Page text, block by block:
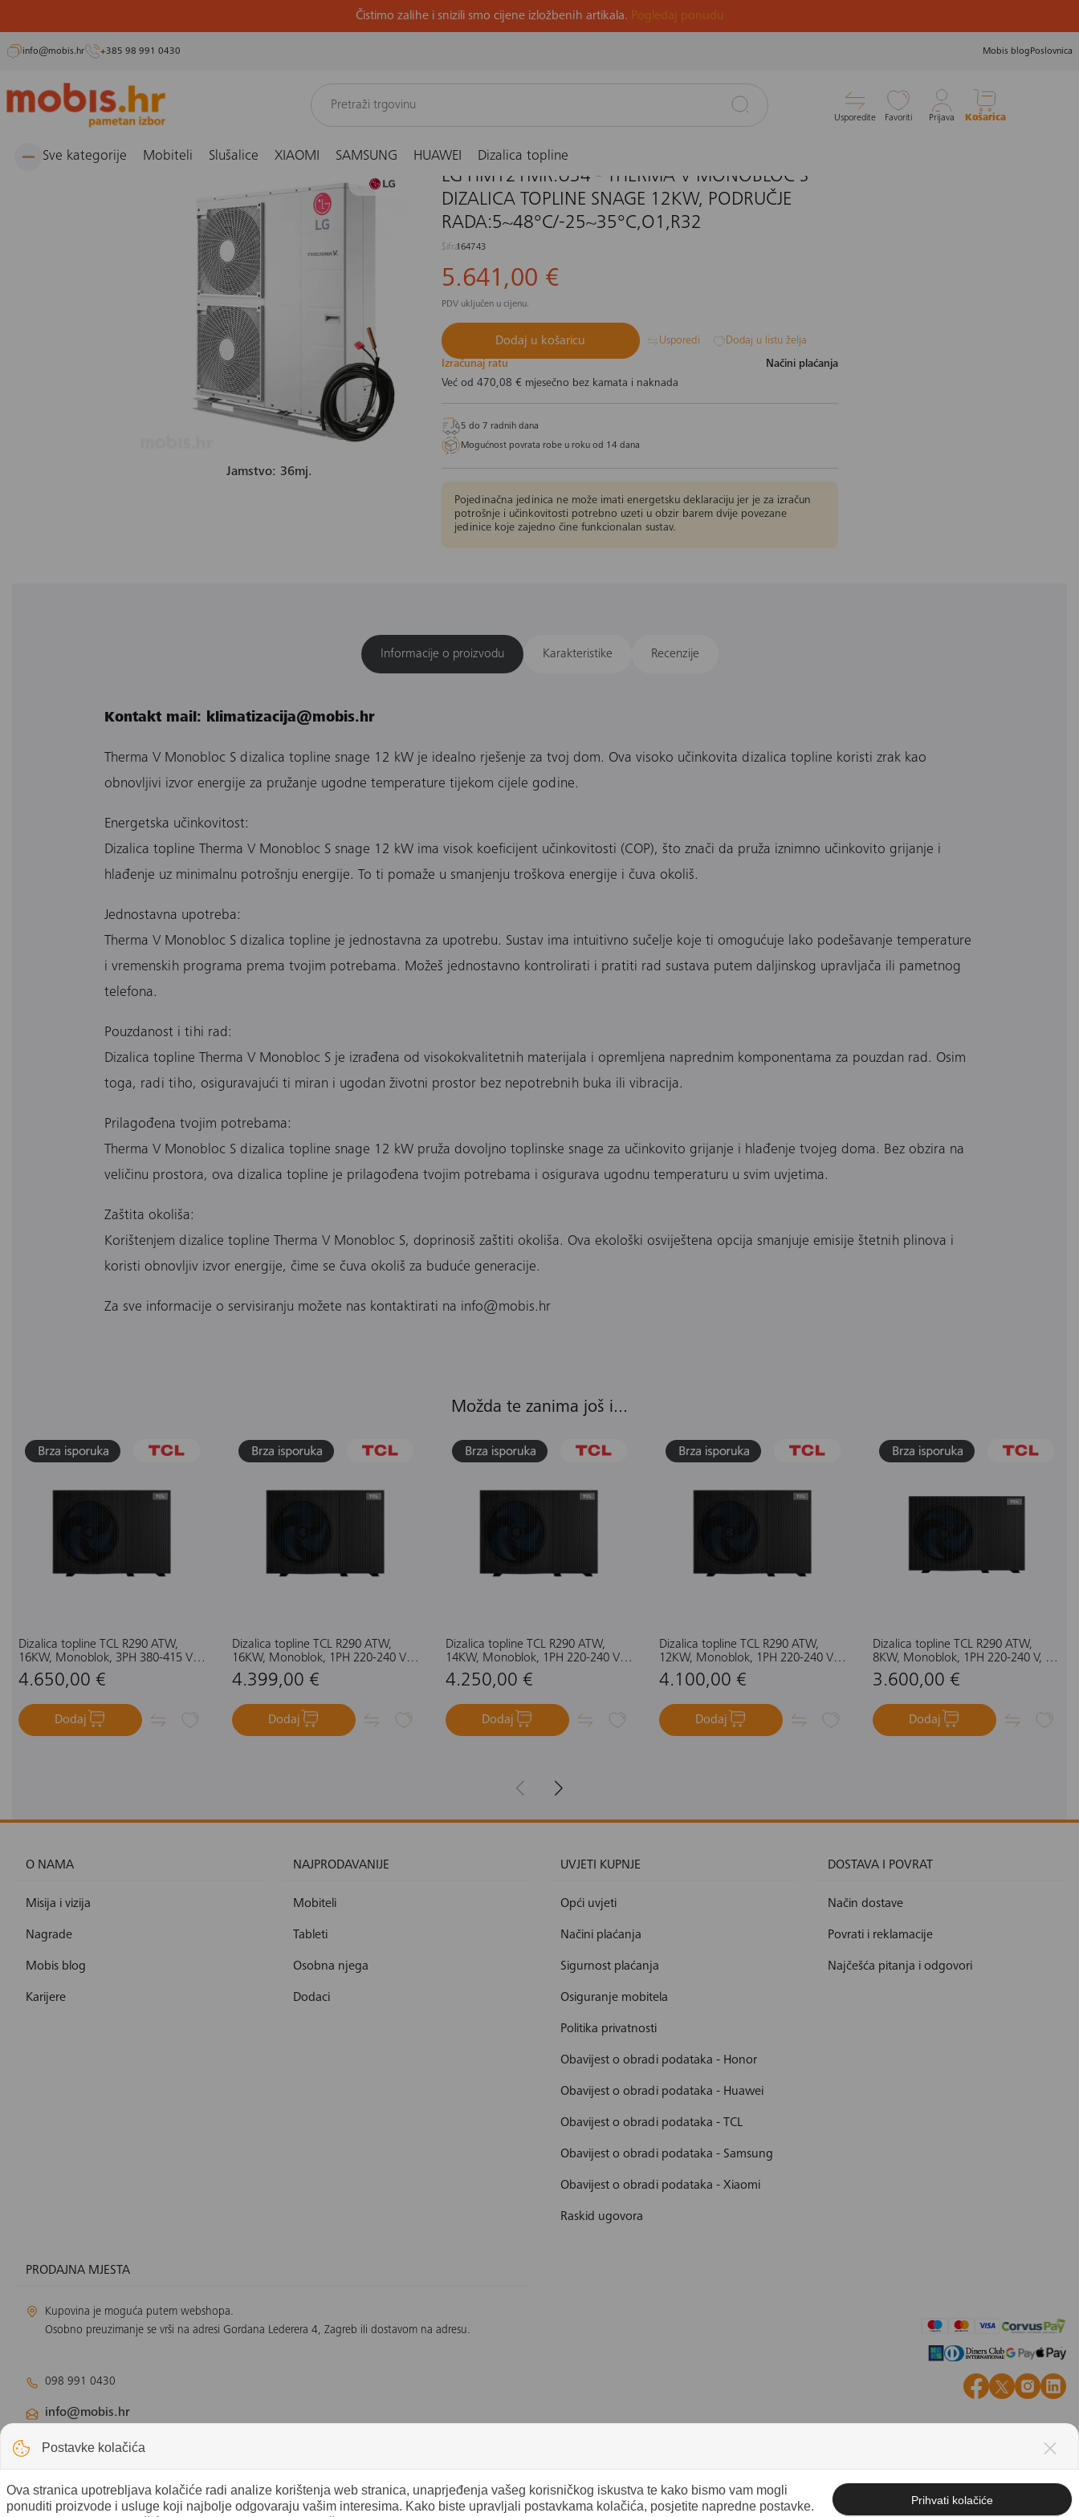
Preskoči
Čistimo zalihe i snizili smo cijene izložbenih artikala. Pogledaj ponudu
info@mobis.hr +385 98 991 0430 Mobis blog Poslovnica
Usporedite Favoriti Prijava Košarica
Sve kategorije Mobiteli Slušalice XIAOMI SAMSUNG HUAWEI Dizalica topline
Grijanje i hlađenje Dizalice topline
Jamstvo: 36mj.
LG HM121MR.U34 - THERMA V MONOBLOC S
DIZALICA TOPLINE SNAGE 12KW, PODRUČJE
RADA:5~48°C/-25~35°C,O1,R32
Šifra164743
5.641,00 €
PDV uključen u cijenu.
Dodaj u košaricu Usporedi Dodaj u listu želja
Izračunaj ratu
Načini plaćanja
Već od 470,08 € mjesečno bez kamata i naknada
5 do 7 radnih dana
Mogućnost povrata robe u roku od 14 dana
Pojedinačna jedinica ne može imati energetsku deklaraciju jer je za izračun
potrošnje i učinkovitosti potrebno uzeti u obzir barem dvije povezane
jedinice koje zajedno čine funkcionalan sustav.
Informacije o proizvodu Karakteristike Recenzije
Kontakt mail: klimatizacija@mobis.hr
Therma V Monobloc S dizalica topline snage 12 kW je idealno rješenje za tvoj dom. Ova visoko učinkovita dizalica topline koristi zrak kao
obnovljivi izvor energije za pružanje ugodne temperature tijekom cijele godine.
Energetska učinkovitost:
Dizalica topline Therma V Monobloc S snage 12 kW ima visok koeficijent učinkovitosti (COP), što znači da pruža iznimno učinkovito grijanje i
hlađenje uz minimalnu potrošnju energije. To ti pomaže u smanjenju troškova energije i čuva okoliš.
Jednostavna upotreba:
Therma V Monobloc S dizalica topline je jednostavna za upotrebu. Sustav ima intuitivno sučelje koje ti omogućuje lako podešavanje temperature
i vremenskih programa prema tvojim potrebama. Možeš jednostavno kontrolirati i pratiti rad sustava putem daljinskog upravljača ili pametnog
telefona.
Pouzdanost i tihi rad:
Dizalica topline Therma V Monobloc S je izrađena od visokokvalitetnih materijala i opremljena naprednim komponentama za pouzdan rad. Osim
toga, radi tiho, osiguravajući ti miran i ugodan životni prostor bez nepotrebnih buka ili vibracija.
Prilagođena tvojim potrebama:
Therma V Monobloc S dizalica topline snage 12 kW pruža dovoljno toplinske snage za učinkovito grijanje i hlađenje tvojeg doma. Bez obzira na
veličinu prostora, ova dizalica topline je prilagođena tvojim potrebama i osigurava ugodnu temperaturu u svim uvjetima.
Zaštita okoliša:
Korištenjem dizalice topline Therma V Monobloc S, doprinosiš zaštiti okoliša. Ova ekološki osviještena opcija smanjuje emisije štetnih plinova i
koristi obnovljiv izvor energije, čime se čuva okoliš za buduće generacije.
Za sve informacije o servisiranju možete nas kontaktirati na info@mobis.hr
Možda te zanima još i...
Dizalica topline TCL R290 ATW,
16KW, Monoblok, 3PH 380-415 V,
50 HZ, Električni grijač 6KW, crna
4.650,00 €
Dodaj
Dizalica topline TCL R290 ATW,
16KW, Monoblok, 1PH 220-240 V,
50 HZ, Električni grijač 3KW, crna
4.399,00 €
Dodaj
Dizalica topline TCL R290 ATW,
14KW, Monoblok, 1PH 220-240 V,
50 HZ, Električni grijač 3KW, crna
4.250,00 €
Dodaj
Dizalica topline TCL R290 ATW,
12KW, Monoblok, 1PH 220-240 V,
50 HZ, Električni grijač 3KW, crna
4.100,00 €
Dodaj
Dizalica topline TCL R290 ATW,
8KW, Monoblok, 1PH 220-240 V, 50
HZ, Električni grijač 3KW, crna
3.600,00 €
Dodaj
O NAMA
Misija i vizija
Nagrade
Mobis blog
Karijere
NAJPRODAVANIJE
Mobiteli
Tableti
Osobna njega
Dodaci
UVJETI KUPNJE
Opći uvjeti
Načini plaćanja
Sigurnost plaćanja
Osiguranje mobitela
Politika privatnosti
Obavijest o obradi podataka - Honor
Obavijest o obradi podataka - Huawei
Obavijest o obradi podataka - TCL
Obavijest o obradi podataka - Samsung
Obavijest o obradi podataka - Xiaomi
Raskid ugovora
DOSTAVA I POVRAT
Način dostave
Povrati i reklamacije
Najčešća pitanja i odgovori
PRODAJNA MJESTA
Kupovina je moguća putem webshopa.
Osobno preuzimanje se vrši na adresi Gordana Lederera 4, Zagreb ili dostavom na adresu.
098 991 0430
info@mobis.hr
Odjel klimatizacije:klimatizacija@mobis.hr
Odjel solarnih panela:
Postavke kolačića
Ova stranica upotrebljava kolačiće radi analize korištenja web stranica, unaprjeđenja vašeg korisničkog iskustva te kako bismo vam mogli
ponuditi proizvode i usluge koji najbolje odgovaraju vašim interesima. Kako biste upravljali postavkama kolačića, posjetite napredne postavke.
Prihvati kolačiće